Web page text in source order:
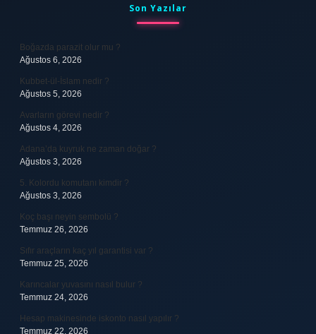
Son Yazılar
Boğazda parazit olur mu ?
Ağustos 6, 2026
Kubbet-ül-İslam nedir ?
Ağustos 5, 2026
Avarların görevi nedir ?
Ağustos 4, 2026
Adana’da kuyruk ne zaman doğar ?
Ağustos 3, 2026
5. Kolordu komutanı kimdir ?
Ağustos 3, 2026
Koç başı neyin sembolü ?
Temmuz 26, 2026
Sıfır araçların kaç yıl garantisi var ?
Temmuz 25, 2026
Karıncalar yuvasını nasıl bulur ?
Temmuz 24, 2026
Hesap makinesinde iskonto nasıl yapılır ?
Temmuz 22, 2026